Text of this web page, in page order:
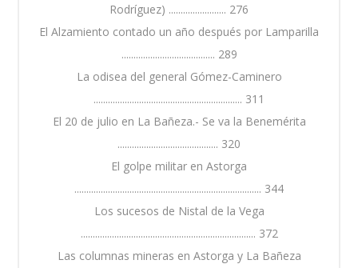
Rodríguez) ........................ 276
El Alzamiento contado un año después por Lamparilla
....................................... 289
La odisea del general Gómez-Caminero
.............................................................. 311
El 20 de julio en La Bañeza.- Se va la Benemérita
.......................................... 320
El golpe militar en Astorga
.............................................................................. 344
Los sucesos de Nistal de la Vega
......................................................................... 372
Las columnas mineras en Astorga y La Bañeza